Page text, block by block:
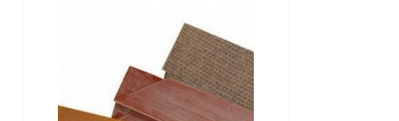
vedação, com a melhor mão de obra
da Vital Indústria de Auto Peças, o
cliente receberá ótima qualidade
com responsabilidade ambient...